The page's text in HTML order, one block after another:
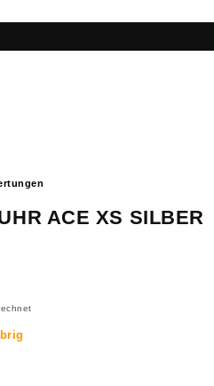
ACE XS SILBER